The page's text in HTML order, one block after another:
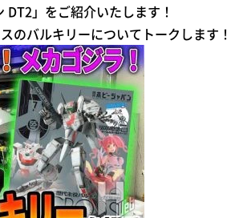
」をご紹介いたします！
のバルキリーについてトークします！